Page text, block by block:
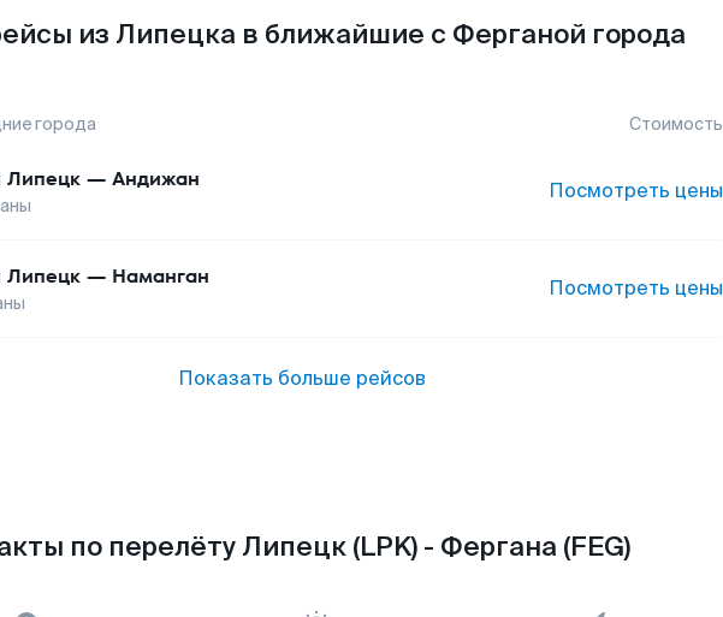
из Липецка в ближайшие с Ферганой города
города Стоимость
Липецк — Андижан Посмотреть цены
Липецк — Наманган Посмотреть цены
Показать больше рейсов
по перелёту Липецк (LPK) - Фергана (FEG)